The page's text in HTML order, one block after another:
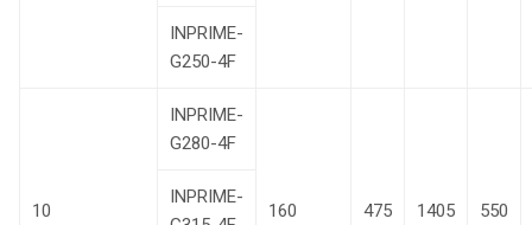
INPRIME-
G250-4F
10
INPRIME-
G280-4F
160 475 1405 550
INPRIME-